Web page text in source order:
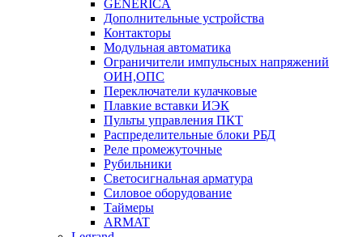
GENERICA
Дополнительные устройства
Контакторы
Модульная автоматика
Ограничители импульсных напряжений
ОИН,ОПС
Переключатели кулачковые
Плавкие вставки ИЭК
Пульты управления ПКТ
Распределительные блоки РБД
Реле промежуточные
Рубильники
Светосигнальная арматура
Силовое оборудование
Таймеры
ARMAT